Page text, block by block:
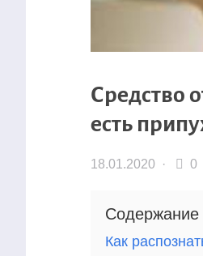
Средство
есть
18.01.2020 · 0
Содержание
Как